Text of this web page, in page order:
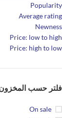
Popularity
Average rating
Newness
Price: low to high
Price: high to low
فلتر حسب
On sale